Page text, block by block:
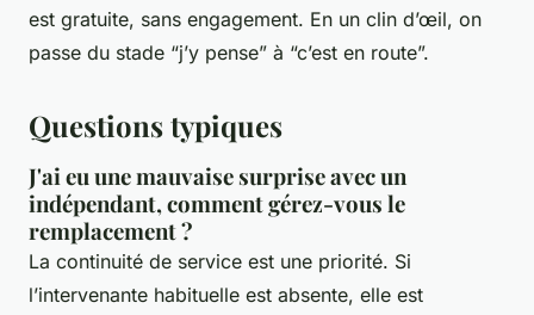
est gratuite, sans engagement. En un clin d’œil, on
passe du stade “j’y pense” à “c’est en route”.
Questions typiques
J'ai eu une mauvaise surprise avec un
indépendant, comment gérez-vous le
remplacement ?
La continuité de service est une priorité. Si
l’intervenante habituelle est absente, elle est